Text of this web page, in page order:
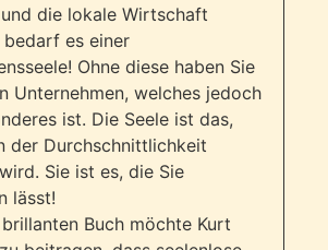
die lokale Wirtschaft
es einer
Ohne diese haben Sie
Unternehmen, welches jedoch
ist. Die Seele ist das,
der Durchschnittlichkeit
Sie ist es, die Sie
lässt!
Buch möchte Kurt